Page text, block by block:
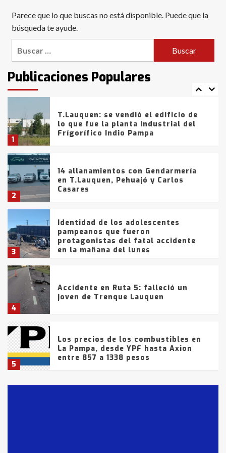
Parece que lo que buscas no está disponible. Puede que la
búsqueda te ayude.
Publicaciones Populares
6
con lluvias y heladas, en gran parte
de la provincia
intentaron evadir a la Policía
fueron detenidos por
comercialización de drogas en la
tarde del sábado
1
T.Lauquen: se vendió el edificio de
lo que fue la planta Industrial del
Frígorífico Indio Pampa
2
14 allanamientos con Gendarmería
en T.Lauquen, Pehuajó y Carlos
Casares
3
Identidad de los adolescentes
pampeanos que fueron
protagonistas del fatal accidente
en la mañana del lunes
4
Accidente en Ruta 5: falleció un
joven de Trenque Lauquen
5
Los precios de los combustibles en
La Pampa, desde YPF hasta Axion
entre 857 a 1338 pesos